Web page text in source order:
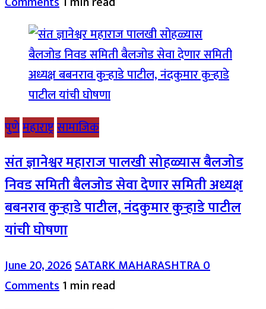
पुणेमहाराष्ट्रसामाजिक
संत ज्ञानेश्वर महाराज पालखी सोहळ्यास बैलजोड
निवड समिती बैलजोड सेवा देणार समिती अध्यक्ष
बबनराव कुऱ्हाडे पाटील, नंदकुमार कुऱ्हाडे पाटील
यांची घोषणा
June 20, 2026SATARK MAHARASHTRA0
Comments1 min read